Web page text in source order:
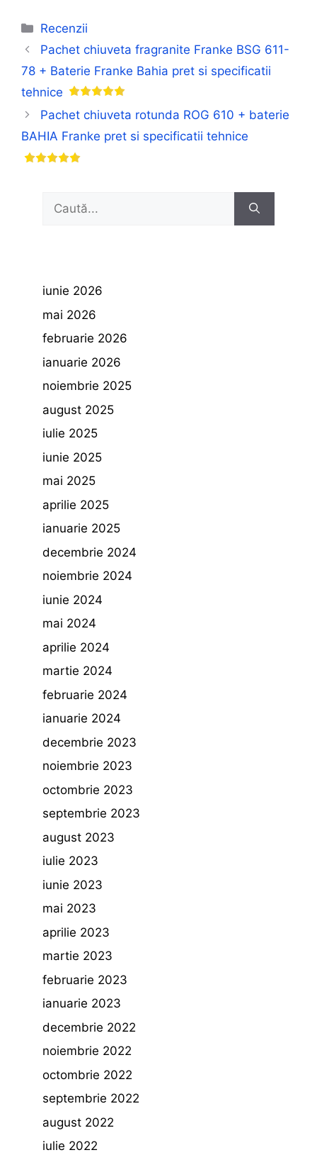
Categorii
Recenzii
Pachet chiuveta fragranite Franke BSG 611-
78 + Baterie Franke Bahia pret si specificatii
tehnice
Pachet chiuveta rotunda ROG 610 + baterie
BAHIA Franke pret si specificatii tehnice
Caută
iunie 2026
mai 2026
februarie 2026
ianuarie 2026
noiembrie 2025
august 2025
iulie 2025
iunie 2025
mai 2025
aprilie 2025
ianuarie 2025
decembrie 2024
noiembrie 2024
iunie 2024
mai 2024
aprilie 2024
martie 2024
februarie 2024
ianuarie 2024
decembrie 2023
noiembrie 2023
octombrie 2023
septembrie 2023
august 2023
iulie 2023
iunie 2023
mai 2023
aprilie 2023
martie 2023
februarie 2023
ianuarie 2023
decembrie 2022
noiembrie 2022
octombrie 2022
septembrie 2022
august 2022
iulie 2022